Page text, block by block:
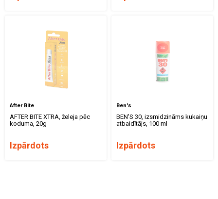
After Bite
AFTER BITE XTRA, želeja pēc
koduma, 20g
Izpārdots
Ben's
BEN'S 30, izsmidzināms kukaiņu
atbaidītājs, 100 ml
Izpārdots